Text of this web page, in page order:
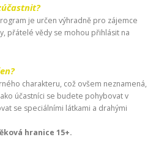
je určen výhradně pro zájemce
přátelé vědy se mohou přihlásit na
charakteru, což ovšem neznamená,
účastníci se budete pohybovat v
se speciálními látkami a drahými
hranice 15+.